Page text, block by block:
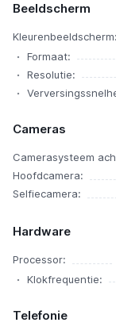
Beeldscherm
Kleurenbeeldscherm:
Formaat:
Resolutie:
Cameras
Camerasysteem
Hoofdcamera:
Selfiecamera:
Hardware
Processor:
Klokfrequentie:
Telefonie